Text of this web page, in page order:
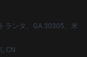
ランタ、GA 30305、米
, CN